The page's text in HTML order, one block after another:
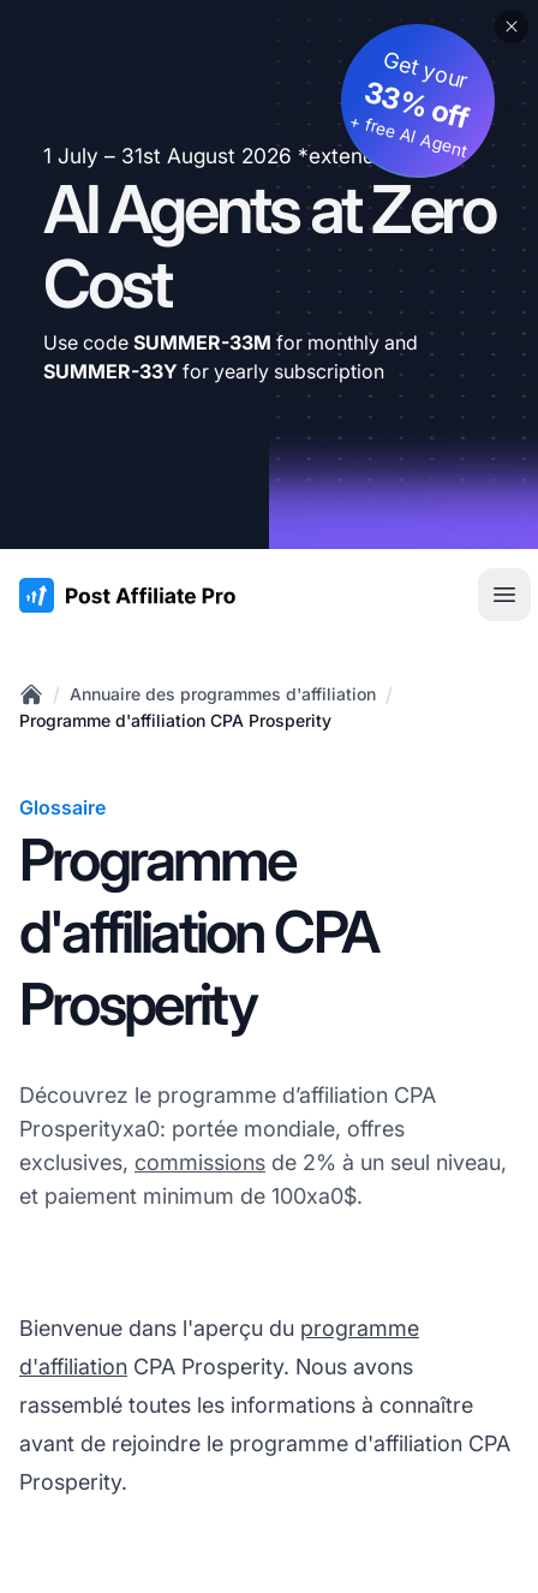
1 July – 31st August 2026 *extended
AI Agents at Zero
Cost
Get your
33% off
+ free AI Agent
Use code SUMMER-33M for monthly and
SUMMER-33Y for yearly subscription
:site.title
Home
/ Annuaire des programmes d'affiliation /
Programme d'affiliation CPA Prosperity
Glossaire
Programme
d'affiliation CPA
Prosperity
Découvrez le programme d’affiliation CPA
Prosperityxa0: portée mondiale, offres
exclusives, commissions de 2% à un seul niveau,
et paiement minimum de 100xa0$.
Bienvenue dans l'aperçu du programme
d'affiliation CPA Prosperity. Nous avons
rassemblé toutes les informations à connaître
avant de rejoindre le programme d'affiliation CPA
Prosperity.